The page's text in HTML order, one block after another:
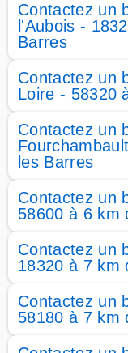
Contactez un
l'Aubois -
Barres
Contactez un
Loire - 58320
Contactez un
les Barres
Contactez un
58600 à 6 km
Contactez un
18320 à 7 km
Contactez un
58180 à 7 km